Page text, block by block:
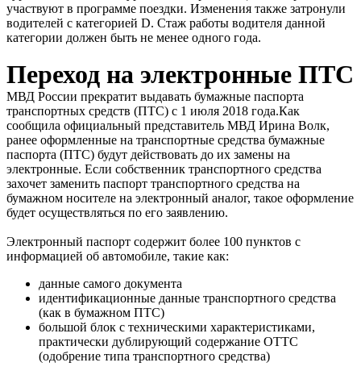
участвуют в программе поездки. Изменения также затронули
водителей с категорией D. Стаж работы водителя данной
категории должен быть не менее одного года.
Переход на электронные ПТС
МВД России прекратит выдавать бумажные паспорта
транспортных средств (ПТС) с 1 июля 2018 года.Как
сообщила официальный представитель МВД Ирина Волк,
ранее оформленные на транспортные средства бумажные
паспорта (ПТС) будут действовать до их замены на
электронные. Если собственник транспортного средства
захочет заменить паспорт транспортного средства на
бумажном носителе на электронный аналог, такое оформление
будет осуществляться по его заявлению.
Электронный паспорт содержит более 100 пунктов с
информацией об автомобиле, такие как:
данные самого документа
идентификационные данные транспортного средства
(как в бумажном ПТС)
большой блок с техническими характеристиками,
практически дублирующий содержание ОТТС
(одобрение типа транспортного средства)